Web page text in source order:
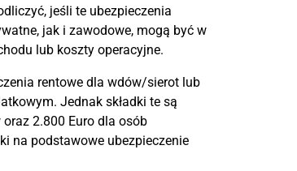
jeśli te ubezpieczenia
jak i zawodowe, mogą być w
lub koszty operacyjne.
rentowe dla wdów/sierot lub
Jednak składki te są
2.800 Euro dla osób
na podstawowe ubezpieczenie